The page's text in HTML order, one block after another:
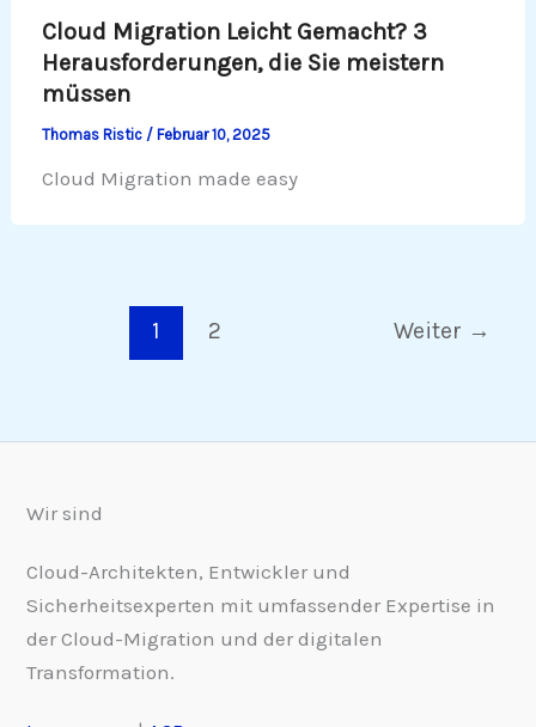
Cloud Migration Leicht Gemacht? 3
Herausforderungen, die Sie meistern
müssen
Thomas Ristic / Februar 10, 2025
Cloud Migration made easy
1 2 Weiter →
Wir sind
Cloud-Architekten, Entwickler und
Sicherheitsexperten mit umfassender Expertise in
der Cloud-Migration und der digitalen
Transformation.